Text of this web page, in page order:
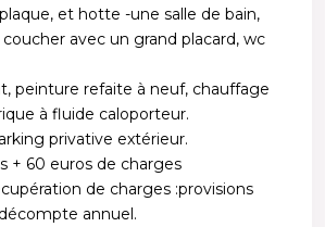
et hotte -une salle de bain,
avec un grand placard, wc
peinture refaite à neuf, chauffage
à fluide caloporteur.
privative extérieur.
+ 60 euros de charges
de charges :provisions
annuel.